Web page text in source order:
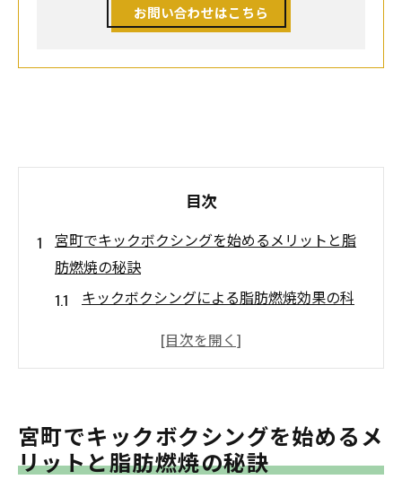
お問い合わせはこちら
目次
宮町でキックボクシングを始めるメリットと脂
肪燃焼の秘訣
キックボクシングによる脂肪燃焼効果の科
宮町でのキックボクシングがもたらす健康
の利点
初心者向けキックボクシングクラスの特徴
宮町でキックボクシングを始めるメ
リットと脂肪燃焼の秘訣